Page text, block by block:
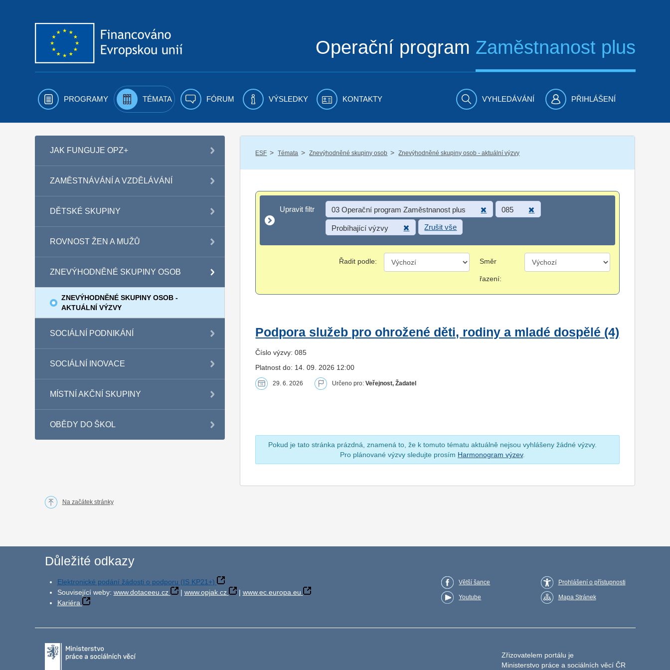
Operační program Zaměstnanost plus
PROGRAMY TÉMATA FÓRUM VÝSLEDKY KONTAKTY VYHLEDÁVÁNÍ PŘIHLÁŠENÍ
JAK FUNGUJE OPZ+
ZAMĚSTNÁVÁNÍ A VZDĚLÁVÁNÍ
DĚTSKÉ SKUPINY
ROVNOST ŽEN A MUŽŮ
ZNEVÝHODNĚNÉ SKUPINY OSOB
ZNEVÝHODNĚNÉ SKUPINY OSOB -
AKTUÁLNÍ VÝZVY
SOCIÁLNÍ PODNIKÁNÍ
SOCIÁLNÍ INOVACE
MÍSTNÍ AKČNÍ SKUPINY
OBĚDY DO ŠKOL
ESF / Témata / Znevýhodněné skupiny osob / Znevýhodněné skupiny osob - aktuální výzvy
Upravit filtr
Upravit filtr 03 Operační program Zaměstnanost plus 085
Probíhající výzvy Zrušit vše
Řadit podle: Směr
řazení:
Podpora služeb pro ohrožené děti, rodiny a mladé dospělé (4)
Číslo výzvy: 085
Platnost do: 14. 09. 2026 12:00
29. 6. 2026 Určeno pro:Veřejnost, Žadatel
Pokud je tato stránka prázdná, znamená to, že k tomuto tématu aktuálně nejsou vyhlášeny žádné výzvy.
Pro plánované výzvy sledujte prosím Harmonogram výzev.
Na začátek stránky
Důležité odkazy
Elektronické podání žádosti o podporu (IS KP21+)
Související weby: www.dotaceeu.cz | www.opjak.cz | www.ec.europa.eu
Kariéra
Větší šance
Youtube
Prohlášení o přístupnosti
Mapa Stránek
Zřizovatelem portálu je
Ministerstvo práce a sociálních věcí ČR